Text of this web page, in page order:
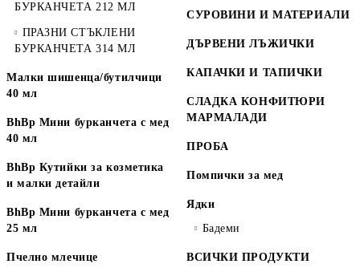
БУРКАНЧЕТА 212 МЛ
ПРАЗНИ СТЪКЛЕНИ
БУРКАНЧЕТА 314 МЛ
Малки шишенца/бутилчици
40 мл
BhBp Мини бурканчета с мед
40 мл
BhBp Кутийки за козметика
и малки детайли
BhBp Мини бурканчета с мед
25 мл
Пчелно млечице
СУРОВИНИ И МАТЕРИАЛИ
ДЪРВЕНИ ЛЪЖИЧКИ
КАПАЧКИ И ТАПИЧКИ
СЛАДКА КОНФИТЮРИ
МАРМАЛАДИ
ПРОБА
Помпички за мед
Ядки
Бадеми
ВСИЧКИ ПРОДУКТИ